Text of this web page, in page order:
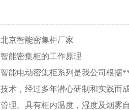
北京智能密集柜厂家
智能密集柜的工作原理
智能电动密集柜系列是我公司根据
技术，经过多年潜心研制和实践而
管理。具有柜内温度，湿度及烟雾